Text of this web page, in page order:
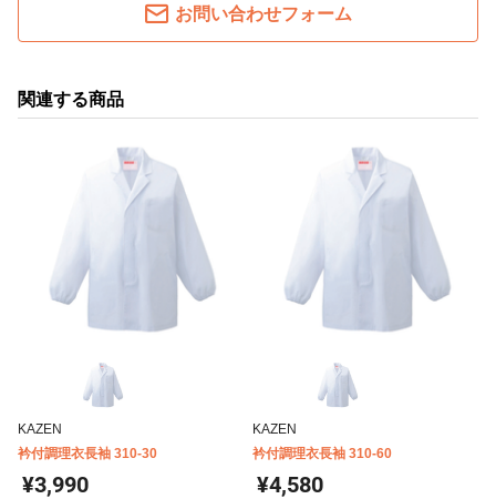
お問い合わせフォーム
関連する商品
KAZEN
衿付調理衣長袖 310-30
¥3,990
KAZEN
衿付調理衣長袖 310-60
¥4,580